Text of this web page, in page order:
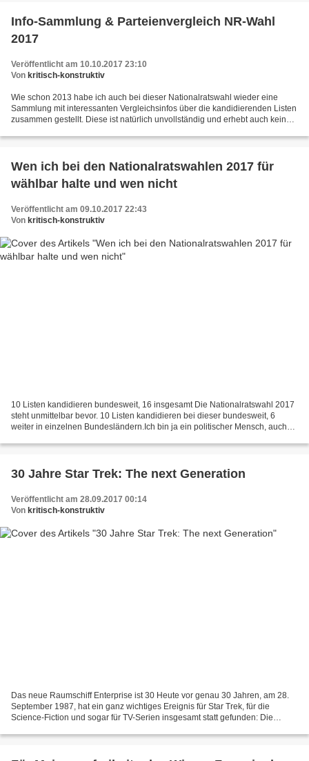
Info-Sammlung & Parteienvergleich NR-Wahl
2017
Veröffentlicht am 10.10.2017 23:10
Von kritisch-konstruktiv
Wie schon 2013 habe ich auch bei dieser Nationalratswahl wieder eine
Sammlung mit interessanten Vergleichsinfos über die kandidierenden Listen
zusammen gestellt. Diese ist natürlich unvollständig und erhebt auch keinen
Wen ich bei den Nationalratswahlen 2017 für
wählbar halte und wen nicht
Veröffentlicht am 09.10.2017 22:43
Von kritisch-konstruktiv
10 Listen kandidieren bundesweit, 16 insgesamt Die Nationalratswahl 2017
steht unmittelbar bevor. 10 Listen kandidieren bei dieser bundesweit, 6
weiter in einzelnen Bundesländern.Ich bin ja ein politischer Mensch, auch
30 Jahre Star Trek: The next Generation
Veröffentlicht am 28.09.2017 00:14
Von kritisch-konstruktiv
Das neue Raumschiff Enterprise ist 30 Heute vor genau 30 Jahren, am 28.
September 1987, hat ein ganz wichtiges Ereignis für Star Trek, für die
Science-Fiction und sogar für TV-Serien insgesamt statt gefunden: Die